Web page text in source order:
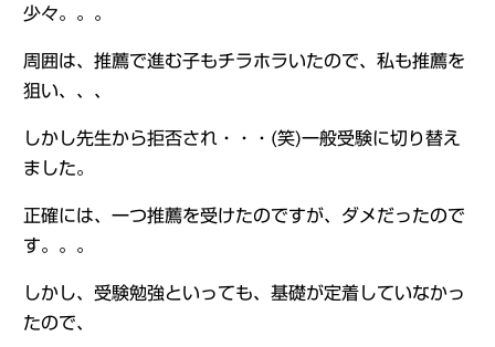
少々。。。
周囲は、推薦で進む子もチラホラいたので、私も推薦を
狙い、、、
しかし先生から拒否され・・・(笑)一般受験に切り替え
ました。
正確には、一つ推薦を受けたのですが、ダメだったので
す。。。
しかし、受験勉強といっても、基礎が定着していなかっ
たので、